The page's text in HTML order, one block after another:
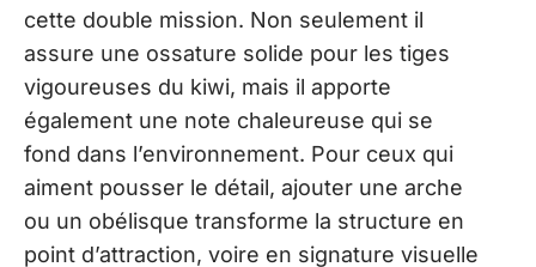
cette double mission. Non seulement il
assure une ossature solide pour les tiges
vigoureuses du kiwi, mais il apporte
également une note chaleureuse qui se
fond dans l’environnement. Pour ceux qui
aiment pousser le détail, ajouter une arche
ou un obélisque transforme la structure en
point d’attraction, voire en signature visuelle